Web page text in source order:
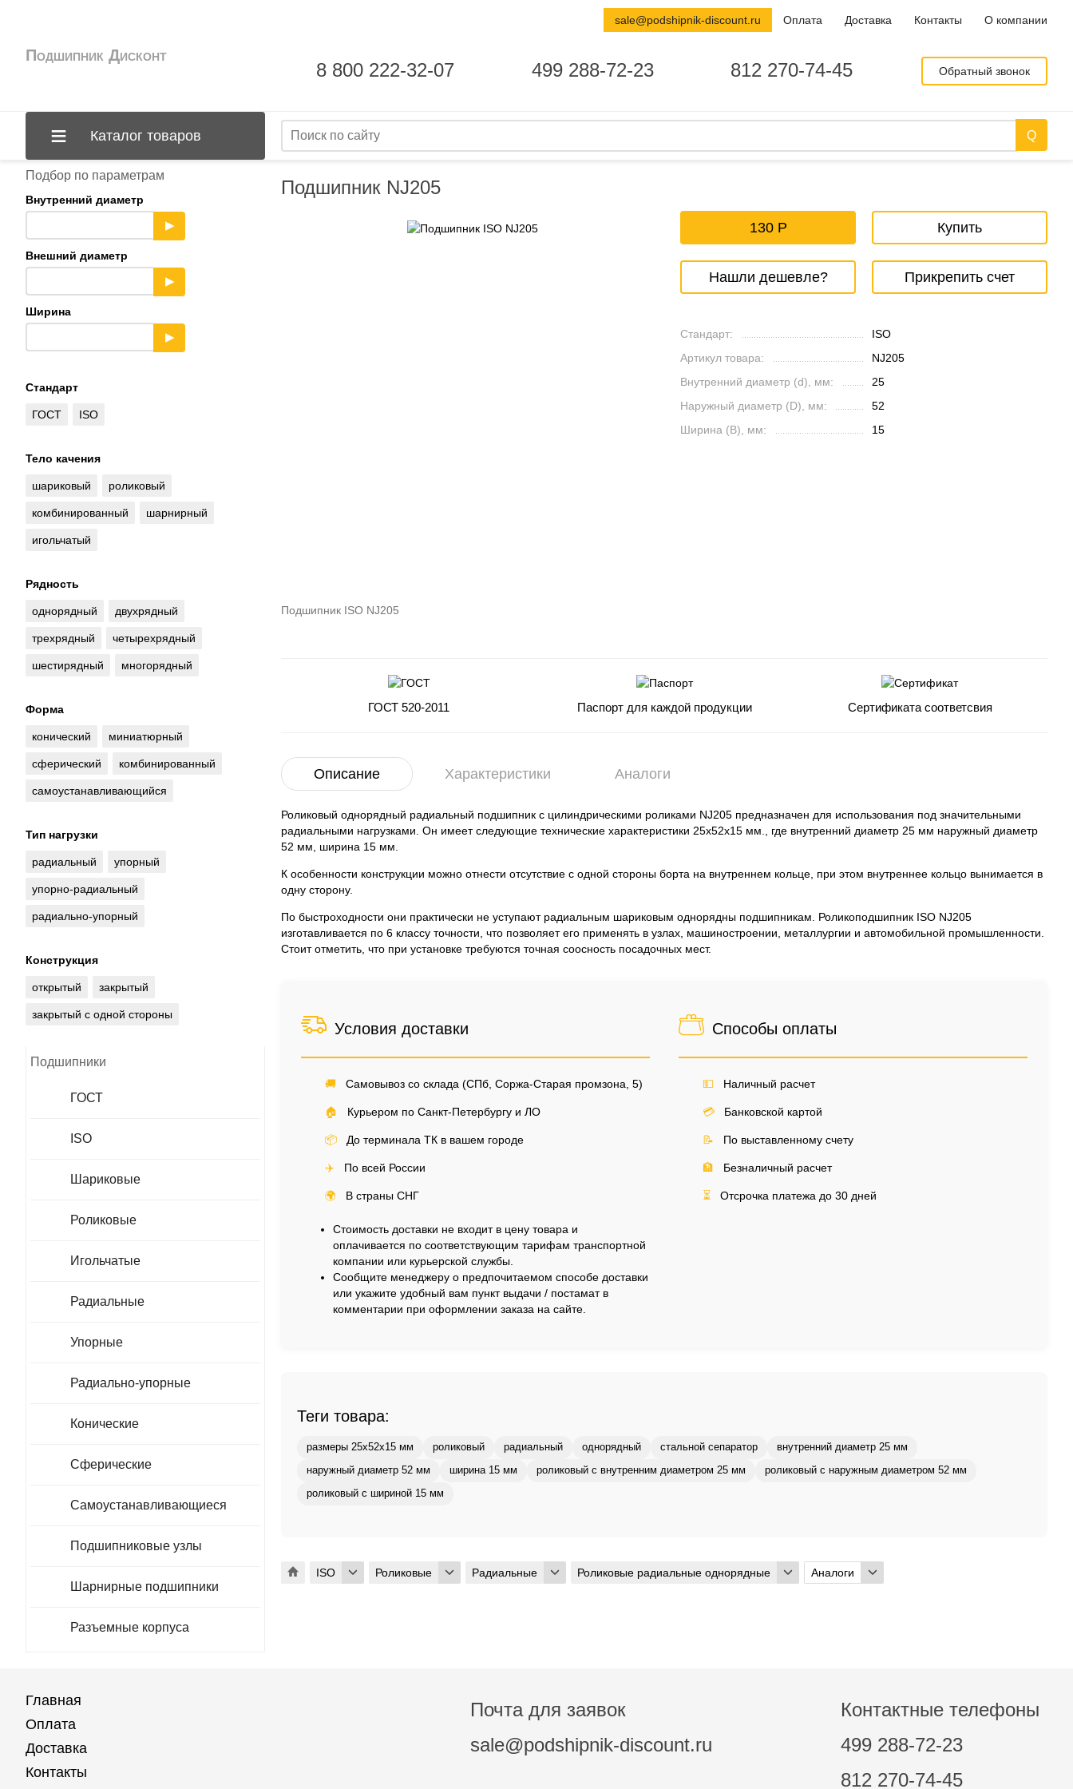
Подшипник NJ205
Подшипник ISO NJ205
130 Купить
Нашли дешевле? Прикрепить счет
Стандарт:
ISO
Артикул товара:
NJ205
Внутренний диаметр (d), мм:
25
Наружный диаметр (D), мм:
52
Ширина (B), мм:
15
ГОСТ 520-2011 Паспорт для каждой продукции Сертификата соответсвия
Описание Характеристики Аналоги
Роликовый однорядный радиальный подшипник с цилиндрическими роликами NJ205 предназначен для использования под значительными
радиальными нагрузками. Он имеет следующие технические характеристики 25x52x15 мм., где внутренний диаметр 25 мм наружный диаметр
52 мм, ширина 15 мм.
К особенности конструкции можно отнести отсутствие с одной стороны борта на внутреннем кольце, при этом внутреннее кольцо вынимается в
одну сторону.
По быстроходности они практически не уступают радиальным шариковым однорядны подшипникам. Роликоподшипник ISO NJ205
изготавливается по 6 классу точности, что позволяет его применять в узлах, машиностроении, металлургии и автомобильной промышленности.
Стоит отметить, что при установке требуются точная соосность посадочных мест.
Условия доставки
🚚 Самовывоз со склада (СПб, Соржа-Старая промзона, 5)
🏠 Курьером по Санкт-Петербургу и ЛО
📦 До терминала ТК в вашем городе
✈️ По всей России
🌍 В страны СНГ
Стоимость доставки не входит в цену товара и
оплачивается по соответствующим тарифам транспортной
компании или курьерской службы.
Сообщите менеджеру о предпочитаемом способе доставки
или укажите удобный вам пункт выдачи / постамат в
комментарии при оформлении заказа на сайте.
Способы оплаты
💵 Наличный расчет
💳 Банковской картой
📝 По выставленному счету
🏦 Безналичный расчет
⏳ Отсрочка платежа до 30 дней
Теги товара:
размеры 25x52x15 мм роликовый радиальный однорядный стальной сепаратор внутренний диаметр 25 мм
наружный диаметр 52 мм ширина 15 мм роликовый с внутренним диаметром 25 мм роликовый с наружным диаметром 52 мм
роликовый с шириной 15 мм
ISO Роликовые Радиальные Роликовые радиальные однорядные Аналоги
Подбор по параметрам
Внутренний диаметр
▶
Внешний диаметр
▶
Ширина
▶
Стандарт
ГОСТ ISO
Тело качения
шариковый роликовый
комбинированный шарнирный
игольчатый
Рядность
однорядный двухрядный
трехрядный четырехрядный
шестирядный многорядный
Форма
конический миниатюрный
сферический комбинированный
самоустанавливающийся
Тип нагрузки
радиальный упорный
упорно-радиальный
радиально-упорный
Конструкция
открытый закрытый
закрытый с одной стороны
Подшипники
ГОСТ
ISO
Шариковые
Роликовые
Игольчатые
Радиальные
Упорные
Радиально-упорные
Конические
Сферические
Самоустанавливающиеся
Подшипниковые узлы
Шарнирные подшипники
Разъемные корпуса
Подшипник Дисконт
8 800 222-32-07 499 288-72-23 812 270-74-45 Обратный звонок
sale@podshipnik-discount.ru Оплата Доставка Контакты О компании
Каталог товаров
Главная
Оплата
Доставка
Контакты
Почта для заявок
sale@podshipnik-discount.ru
Контактные телефоны
499 288-72-23
812 270-74-45